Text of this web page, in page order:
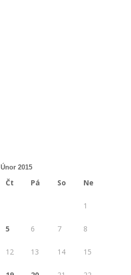
Únor 2015
Čt Pá So Ne
1
5 6 7 8
12 13 14 15